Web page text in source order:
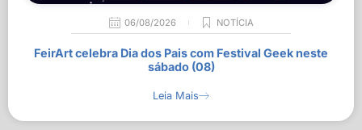
06/08/2026 NOTÍCIA
FeirArt celebra Dia dos Pais com Festival Geek neste
sábado (08)
Leia Mais